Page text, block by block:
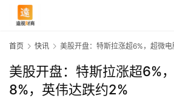
首页 快讯 美股开盘：特斯拉涨超6%，超微
美股开盘：特斯拉涨超6%
8%，英伟达跌约2%